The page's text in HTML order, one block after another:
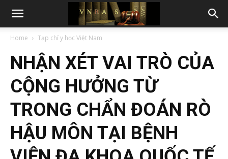
Home Tạp chí y học Việt Nam
NHẬN XÉT VAI TRÒ CỦA
CỘNG HƯỞNG TỪ
TRONG CHẨN ĐOÁN RÒ
HẬU MÔN TẠI BỆNH